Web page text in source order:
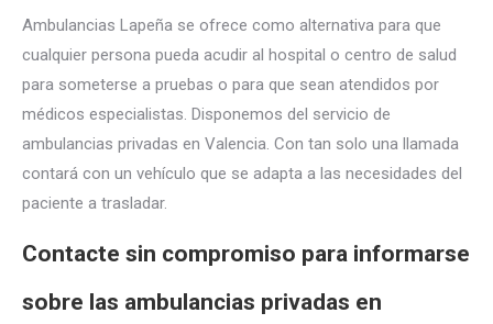
Ambulancias Lapeña se ofrece como alternativa para que
cualquier persona pueda acudir al hospital o centro de salud
para someterse a pruebas o para que sean atendidos por
médicos especialistas. Disponemos del servicio de
ambulancias privadas en Valencia. Con tan solo una llamada
contará con un vehículo que se adapta a las necesidades del
paciente a trasladar.
Contacte sin compromiso para informarse
sobre las ambulancias privadas en